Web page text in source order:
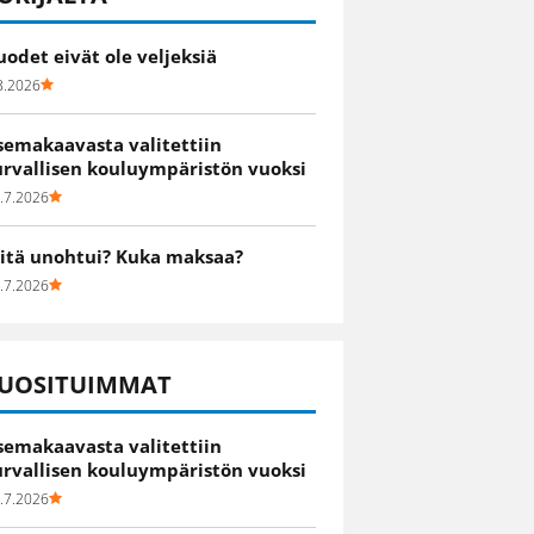
eivät ole veljeksiä
valitettiin
kouluympäristön vuoksi
unohtui? Kuka maksaa?
valitettiin
kouluympäristön vuoksi